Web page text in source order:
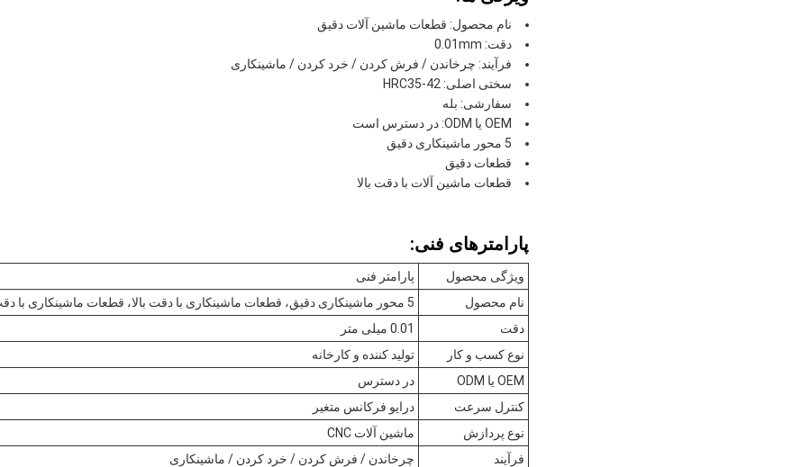
نام محصول: قطعات ماشین آلات دقیق
دقت: 0.01mm
فرآیند: چرخاندن / فرش کردن / خرد کردن / ماشینکاری
سختی اصلی: HRC35-42
سفارشی: بله
OEM یا ODM: در دسترس است
5 محور ماشینکاری دقیق
قطعات دقیق
قطعات ماشین آلات با دقت بالا
پارامترهای فنی:
ویژگی محصول
پارامتر فنی
نام محصول
5 محور ماشینکاری دقیق، قطعات ماشینکاری با دقت بالا، قطعات ماشینکاری با دقت بالا
دقت
0.01 میلی متر
نوع کسب و کار
تولید کننده و کارخانه
OEM یا ODM
در دسترس
کنترل سرعت
درایو فرکانس متغیر
نوع پردازش
ماشین آلات CNC
فرآیند
چرخاندن / فرش کردن / خرد کردن / ماشینکاری